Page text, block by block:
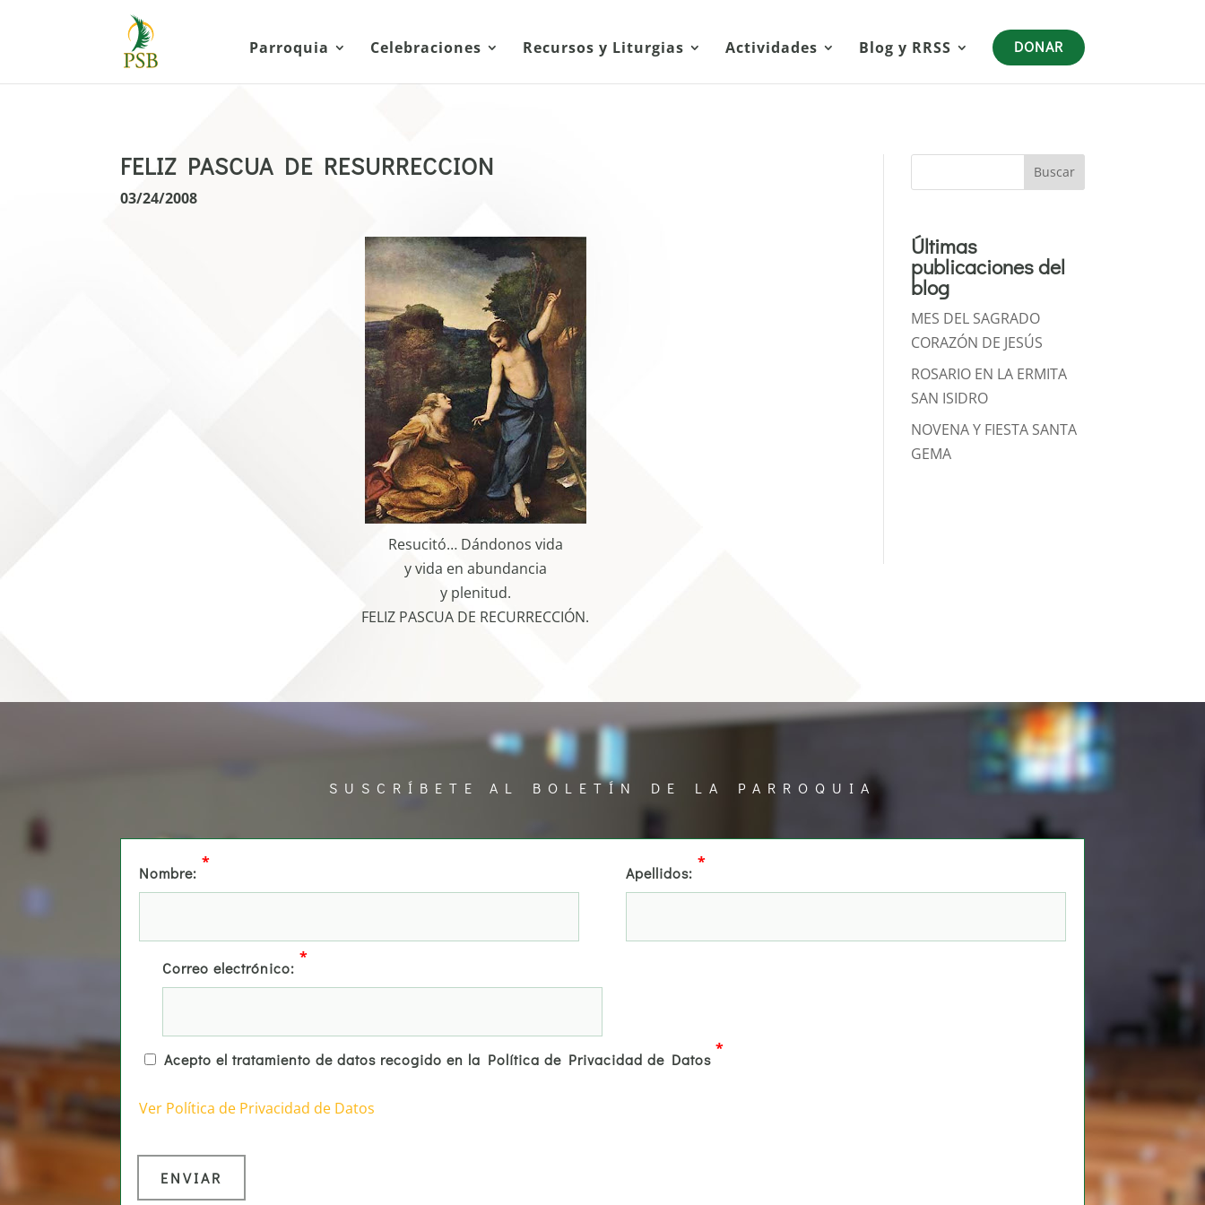
Parroquia Celebraciones Recursos y Liturgias Actividades Blog y RRSS DONAR
FELIZ PASCUA DE RESURRECCION
03/24/2008
Resucitó… Dándonos vida
y vida en abundancia
y plenitud.
FELIZ PASCUA DE RECURRECCIÓN.
Buscar
Últimas
publicaciones del
blog
MES DEL SAGRADO
CORAZÓN DE JESÚS
ROSARIO EN LA ERMITA
SAN ISIDRO
NOVENA Y FIESTA SANTA
GEMA
SUSCRÍBETE AL BOLETÍN DE LA PARROQUIA
Nombre:
*
Apellidos:
*
Correo electrónico:
*
Acepto el tratamiento de datos recogido en la Política de Privacidad de Datos
*
Ver Política de Privacidad de Datos